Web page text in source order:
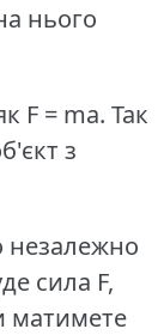
нього
F = ma. Так
з
незалежно
сила F,
матимете